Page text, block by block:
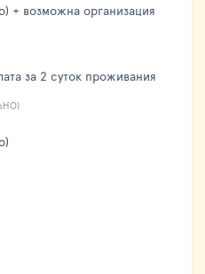
+ возможна организация
за 2 суток проживания